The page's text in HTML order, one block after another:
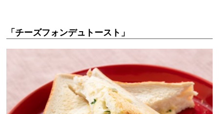
「チーズフォンデュトースト」